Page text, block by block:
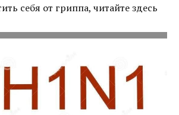
себя от гриппа, читайте здесь